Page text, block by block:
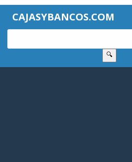
CAJASYBANCOS.COM
🔍